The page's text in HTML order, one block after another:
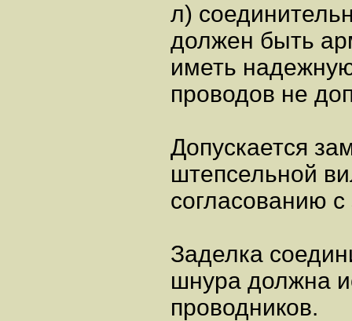
л)
должен быть
иметь
проводов не
Допускается
штепсельной
согласованию с
Заделка
шнура должна
проводников.